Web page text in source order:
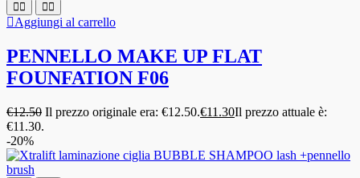
Aggiungi al carrello
PENNELLO MAKE UP FLAT
FOUNFATION F06
€12.50 Il prezzo originale era: €12.50.€11.30Il prezzo attuale è:
€11.30.
-20%